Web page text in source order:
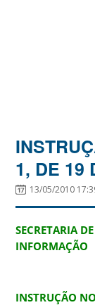
1, DE 19
13/05/2010
SECRETARIA
INFORMAÇÃO
INSTRUÇÃO